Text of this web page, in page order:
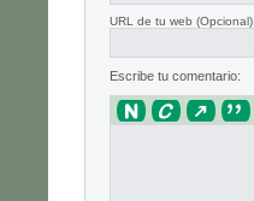
URL de tu web (Opcional)
Escribe tu comentario: